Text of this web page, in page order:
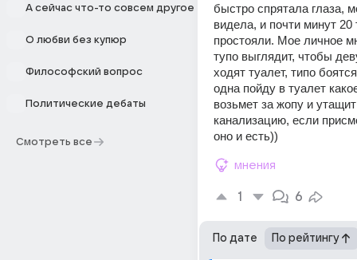
А сейчас что-то совсем другое
О любви без купюр
Философский вопрос
Политические дебаты
Смотреть все
быстро спрятала глаза,
видела, и почти минут 20
простояли. Мое личное
тупо выглядит, чтобы
ходят туалет, типо
одна пойду в туалет
возьмет за жопу и
канализацию, если
оно и есть))
мнения
1 6
По дате По рейтингу